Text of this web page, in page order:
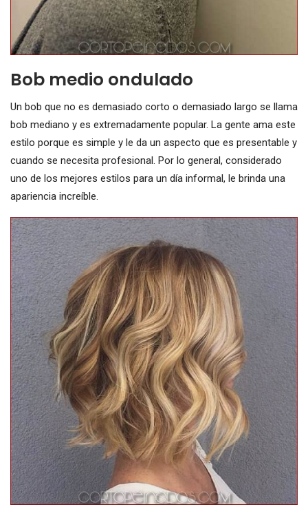
Bob medio ondulado
Un bob que no es demasiado corto o demasiado largo se llama
bob mediano y es extremadamente popular. La gente ama este
estilo porque es simple y le da un aspecto que es presentable y
cuando se necesita profesional. Por lo general, considerado
uno de los mejores estilos para un día informal, le brinda una
apariencia increíble.